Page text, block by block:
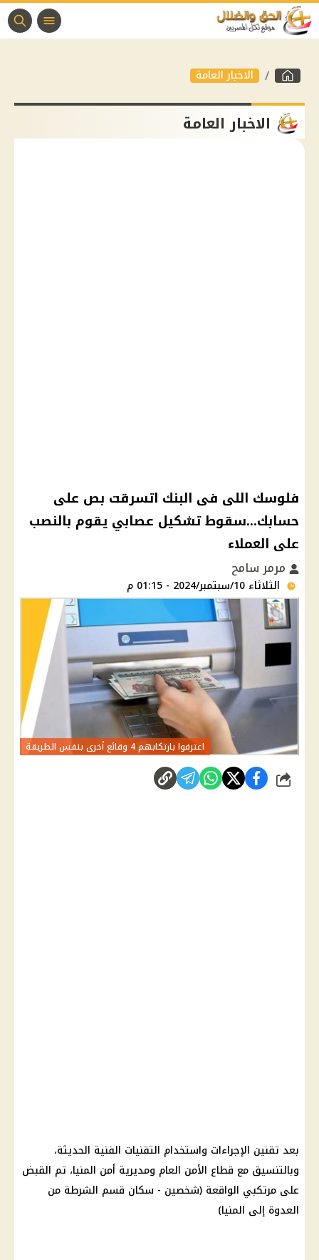
الاخبار العامة
الاخبار العامة
فلوسك اللى فى البنك اتسرقت بص على
حسابك...سقوط تشكيل عصابي يقوم بالنصب
على العملاء
مرمر سامح
الثلاثاء 10/سبتمبر/2024 - 01:15 م
اعترفوا بارتكابهم 4 وقائع أخرى بنفس الطريقة
شارك
بعد تقنين الإجراءات واستخدام التقنيات الفنية الحديثة،
وبالتنسيق مع قطاع الأمن العام ومديرية أمن المنيا، تم القبض
على مرتكبي الواقعة (شخصين - سكان قسم الشرطة من
العدوة إلى المنيا)